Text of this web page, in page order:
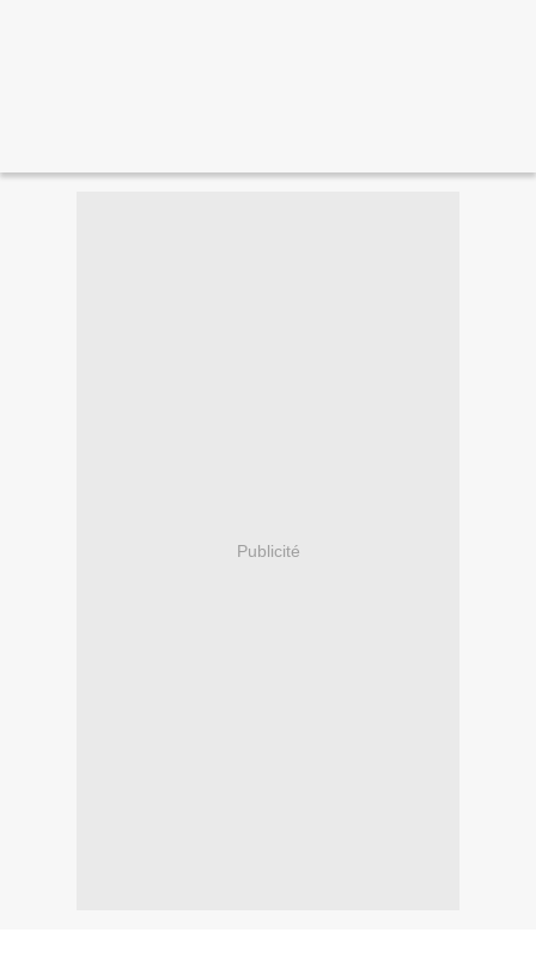
Publicité